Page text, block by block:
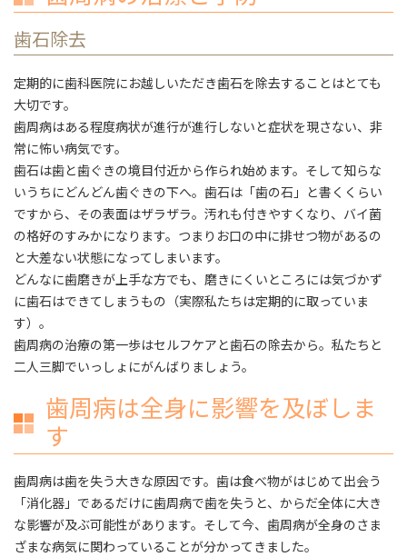
歯石除去
定期的に歯科医院にお越しいただき歯石を除去することはとても
大切です。
歯周病はある程度病状が進行が進行しないと症状を現さない、非
常に怖い病気です。
歯石は歯と歯ぐきの境目付近から作られ始めます。そして知らな
いうちにどんどん歯ぐきの下へ。歯石は「歯の石」と書くくらい
ですから、その表面はザラザラ。汚れも付きやすくなり、バイ菌
の格好のすみかになります。つまりお口の中に排せつ物があるの
と大差ない状態になってしまいます。
どんなに歯磨きが上手な方でも、磨きにくいところには気づかず
に歯石はできてしまうもの（実際私たちは定期的に取っていま
す）。
歯周病の治療の第一歩はセルフケアと歯石の除去から。私たちと
二人三脚でいっしょにがんばりましょう。
歯周病は全身に影響を及ぼしま
す
歯周病は歯を失う大きな原因です。歯は食べ物がはじめて出会う
「消化器」であるだけに歯周病で歯を失うと、からだ全体に大き
な影響が及ぶ可能性があります。そして今、歯周病が全身のさま
ざまな病気に関わっていることが分かってきました。